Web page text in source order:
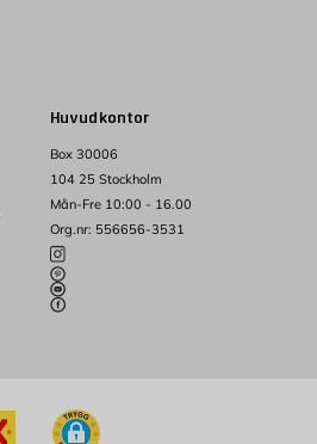
Huvudkontor
Box 30006
104 25 Stockholm
Mån-Fre 10:00 - 16.00
Org.nr: 556656-3531